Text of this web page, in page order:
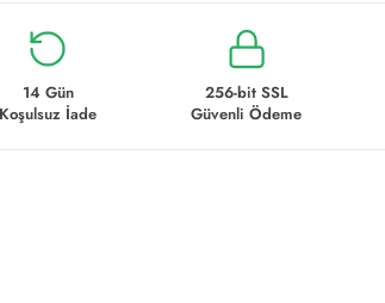
14 Gün
Koşulsuz İade
256-bit SSL
Güvenli Ödeme